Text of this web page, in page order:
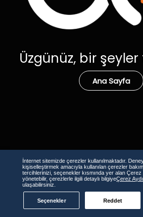
Üzgünüz, bir
Ana Sayfa
İnternet sitemizde çerezler kullanılmaktadır.
kişiselleştirmek amacıyla kullanılan çerezler
tercihlerinizi, seçenekler kısmında yer alan Çerez
yönetebilir, çerezlerle ilgili detaylı bilgiyeÇerez
ulaşabilirsiniz.
Seçenekler Reddet